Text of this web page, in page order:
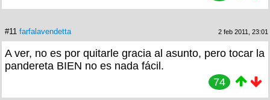
#11 farfalavendetta 2 feb 2011, 23:01
A ver, no es por quitarle gracia al asunto, pero tocar la
pandereta BIEN no es nada fácil.
74